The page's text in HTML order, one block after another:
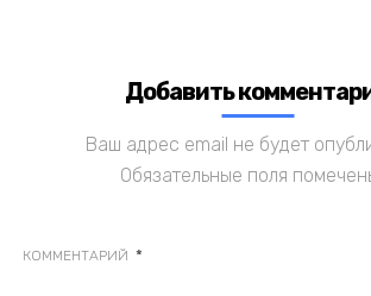
Добавить
Ваш адрес email не будет
Обязательные поля
КОММЕНТАРИЙ *